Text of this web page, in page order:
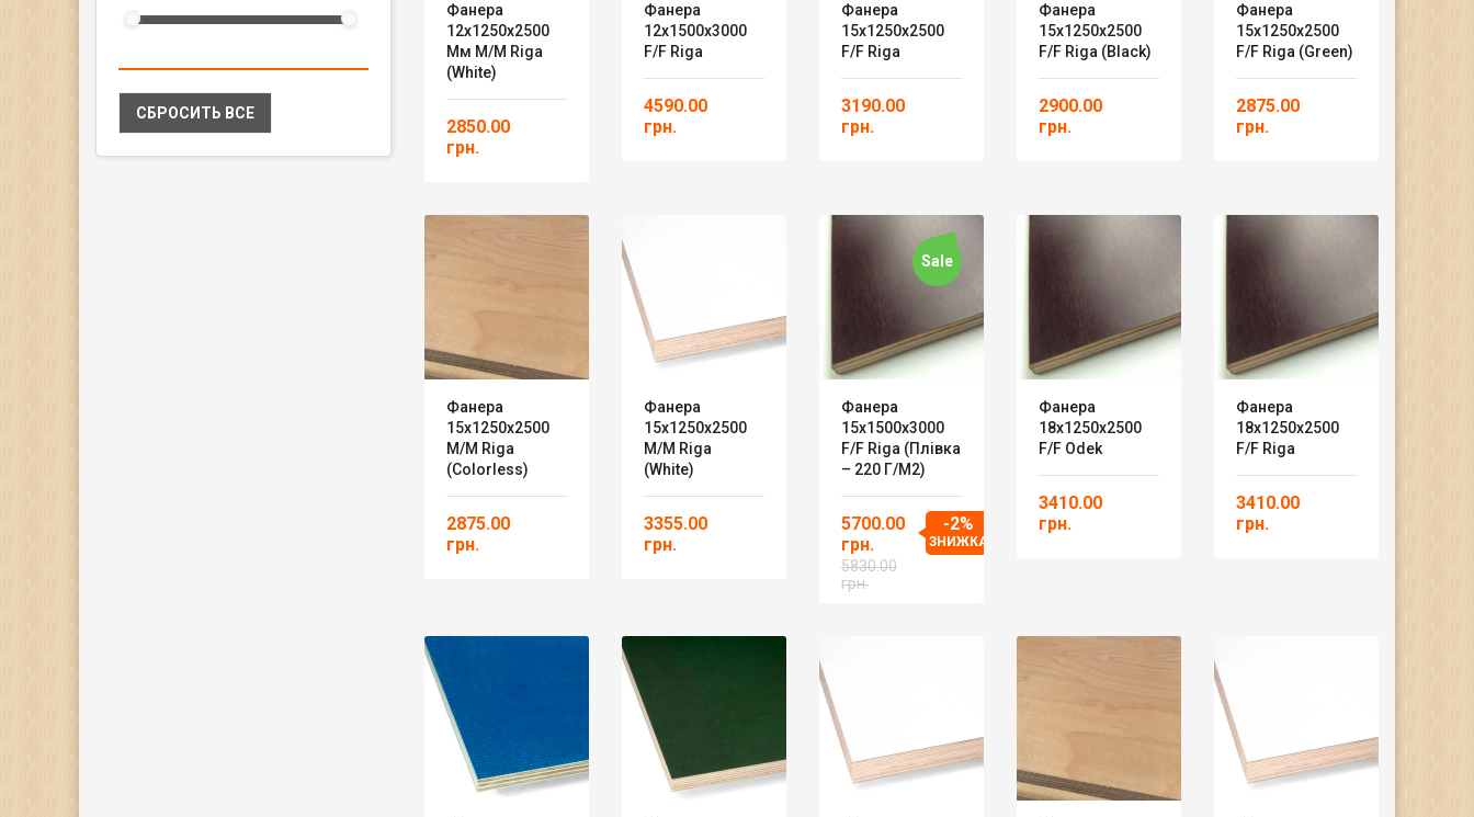
СБРОСИТЬ ВСЕ
Фанера
12х1250х2500
Мм M/M Riga
(white)
2850.00
грн.
Фанера
12х1500х3000
F/F Riga
4590.00
грн.
Фанера
15х1250х2500
F/F Riga
3190.00
грн.
Фанера
15х1250х2500
F/F Riga (black)
2900.00
грн.
Фанера
15х1250х2500
F/F Riga (green)
2875.00
грн.
Фанера
15х1250х2500
M/M Riga
(colorless)
2875.00
грн.
Фанера
15х1250х2500
M/M Riga
(white)
3355.00
грн.
Sale
Фанера
15х1500х3000
F/F Riga (плівка
– 220 Г/м2)
5700.00
грн.
5830.00
грн.
-2%
ЗНИЖКА
Фанера
18х1250х2500
F/F Odek
3410.00
грн.
Фанера
18х1250х2500
F/F Riga
3410.00
грн.